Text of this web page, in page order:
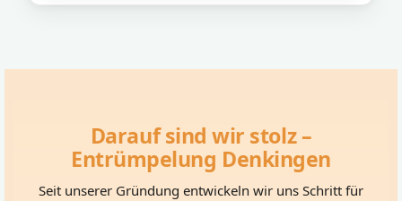
Darauf sind wir stolz –
Entrümpelung Denkingen
Seit unserer Gründung entwickeln wir uns Schritt für